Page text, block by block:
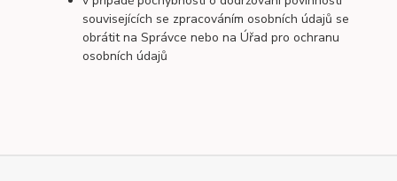
souvisejících se zpracováním osobních údajů se
obrátit na Správce nebo na Úřad pro ochranu
osobních údajů